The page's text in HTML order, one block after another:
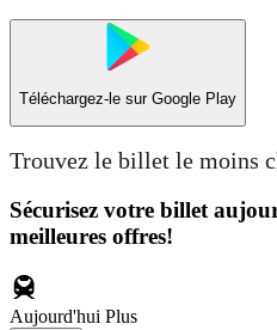
Téléchargez-le sur Google Play
Trouvez le billet le moins
Sécurisez votre billet
meilleures offres!
Aujourd'hui Plus